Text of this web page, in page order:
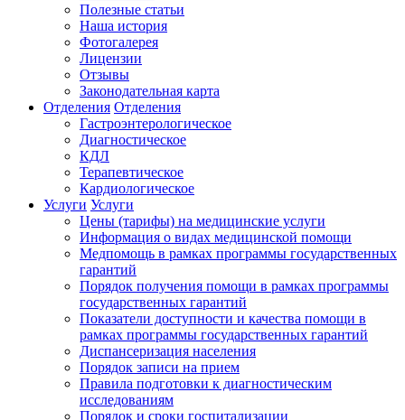
Полезные статьи
Наша история
Фотогалерея
Лицензии
Отзывы
Законодательная карта
Отделения Отделения
Гастроэнтерологическое
Диагностическое
КДЛ
Терапевтическое
Кардиологическое
Услуги Услуги
Цены (тарифы) на медицинские услуги
Информация о видах медицинской помощи
Медпомощь в рамках программы государственных
гарантий
Порядок получения помощи в рамках программы
государственных гарантий
Показатели доступности и качества помощи в
рамках программы государственных гарантий
Диспансеризация населения
Порядок записи на прием
Правила подготовки к диагностическим
исследованиям
Порядок и сроки госпитализации